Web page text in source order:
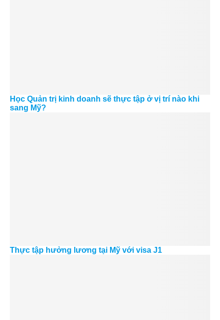
Học Quản trị kinh doanh sẽ thực tập ở vị trí nào khi
sang Mỹ?
Thực tập hưởng lương tại Mỹ với visa J1